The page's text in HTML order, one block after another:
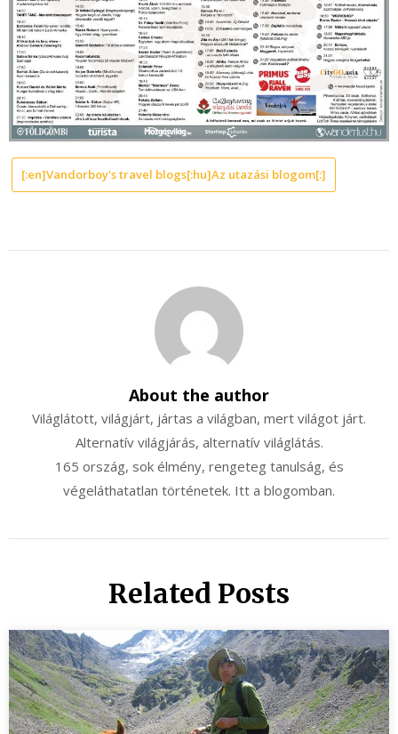
[:en]Vandorboy's travel blogs[:hu]Az utazási blogom[:]
About the author
Világlátott, világjárt, jártas a világban, mert világot járt.
Alternatív világjárás, alternatív világlátás.
165 ország, sok élmény, rengeteg tanulság, és
végeláthatatlan történetek. Itt a blogomban.
Related Posts